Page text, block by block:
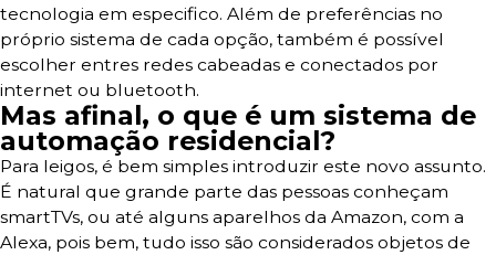
tecnologia em especifico. Além de preferências no
próprio sistema de cada opção, também é possível
escolher entres redes cabeadas e conectados por
internet ou bluetooth.
Mas afinal, o que é um sistema de
automação residencial?
Para leigos, é bem simples introduzir este novo assunto.
É natural que grande parte das pessoas conheçam
smartTVs, ou até alguns aparelhos da Amazon, com a
Alexa, pois bem, tudo isso são considerados objetos de